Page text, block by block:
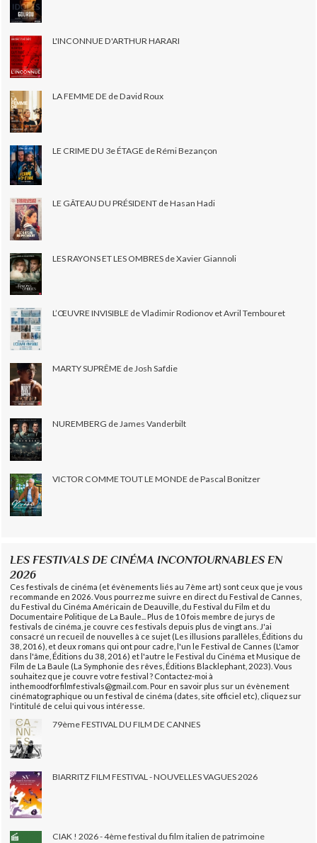
L'INCONNUE D'ARTHUR HARARI
LA FEMME DE de David Roux
LE CRIME DU 3e ÉTAGE de Rémi Bezançon
LE GÂTEAU DU PRÉSIDENT de Hasan Hadi
LES RAYONS ET LES OMBRES de Xavier Giannoli
L’ŒUVRE INVISIBLE de Vladimir Rodionov et Avril Tembouret
MARTY SUPRÊME de Josh Safdie
NUREMBERG de James Vanderbilt
VICTOR COMME TOUT LE MONDE de Pascal Bonitzer
LES FESTIVALS DE CINÉMA INCONTOURNABLES EN
2026
Ces festivals de cinéma (et évènements liés au 7ème art) sont ceux que je vous
recommande en 2026. Vous pourrez me suivre en direct du Festival de Cannes,
du Festival du Cinéma Américain de Deauville, du Festival du Film et du
Documentaire Politique de La Baule... Plus de 10 fois membre de jurys de
festivals de cinéma, je couvre ces festivals depuis plus de vingt ans. J'ai
consacré un recueil de nouvelles à ce sujet (Les illusions parallèles, Éditions du
38, 2016), et deux romans qui ont pour cadre, l'un le Festival de Cannes (L'amor
dans l'âme, Éditions du 38, 2016) et l'autre le Festival du Cinéma et Musique de
Film de La Baule (La Symphonie des rêves, Éditions Blacklephant, 2023). Vous
souhaitez que je couvre votre festival ? Contactez-moi à
inthemoodforfilmfestivals@gmail.com. Pour en savoir plus sur un évènement
cinématographique ou un festival de cinéma (dates, site officiel etc), cliquez sur
l'intitulé de celui qui vous intéresse.
79ème FESTIVAL DU FILM DE CANNES
BIARRITZ FILM FESTIVAL - NOUVELLES VAGUES 2026
CIAK ! 2026 - 4ème festival du film italien de patrimoine